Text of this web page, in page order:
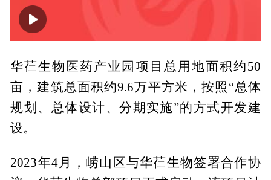
00:00
华芢生物医药产业园项目总用地面积约50
亩，建筑总面积约9.6万平方米，按照“总体
规划、总体设计、分期实施”的方式开发建
设。
2023年4月，崂山区与华芢生物签署合作协